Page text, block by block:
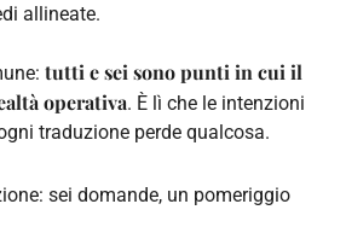
allineate.
tutti e sei sono punti in cui il
operativa. È lì che le intenzioni
traduzione perde qualcosa.
sei domande, un pomeriggio